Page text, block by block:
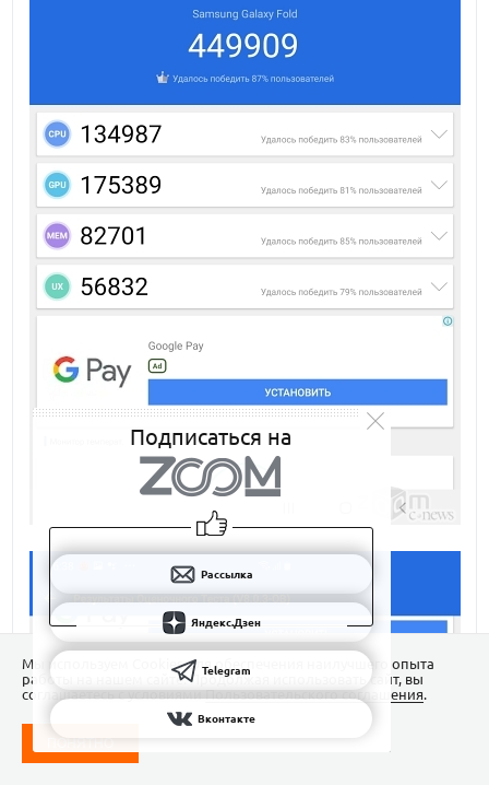
Подписаться на
Рассылка
Яндекс.Дзен
Telegram
Вконтакте
Мы используем Сookies для обеспечения наилучшего опыта
работы на нашем сайте. Продолжая использовать сайт, вы
соглашаетесь с условиямиПользовательского соглашения.
ПОНЯТНО